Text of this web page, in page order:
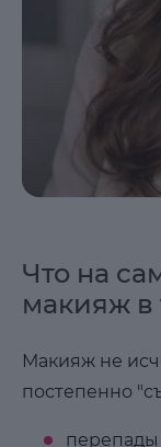
Что на
макияж в
Макияж не
постепенно